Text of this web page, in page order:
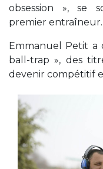
obsession », se
premier entraîneur.
Emmanuel Petit a
ball-trap », des
devenir compétitif